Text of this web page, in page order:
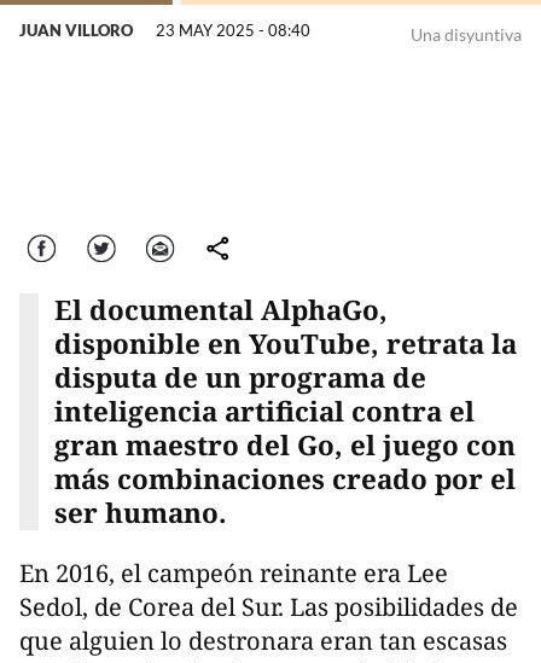
Una disyuntiva
JUAN VILLORO 23 MAY 2025 - 08:40
Facebook Twitter Correo comparte
El documental AlphaGo,
disponible en YouTube, retrata la
disputa de un programa de
inteligencia artificial contra el
gran maestro del Go, el juego con
más combinaciones creado por el
ser humano.
En 2016, el campeón reinante era Lee
Sedol, de Corea del Sur. Las posibilidades de
que alguien lo destronara eran tan escasas